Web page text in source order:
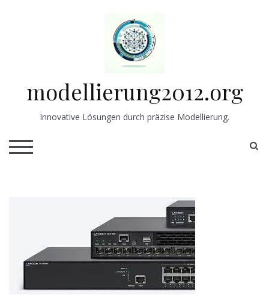
modellierung2012.org
Innovative Lösungen durch präzise Modellierung.
TOGGLE MOBILE MENU